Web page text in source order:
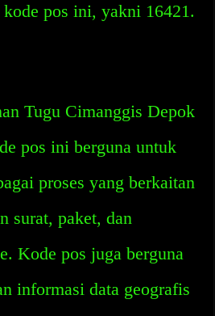
pos ini, yakni 16421.
Tugu Cimanggis Depok
pos ini berguna untuk
proses yang berkaitan
surat, paket, dan
Kode pos juga berguna
informasi data geografis